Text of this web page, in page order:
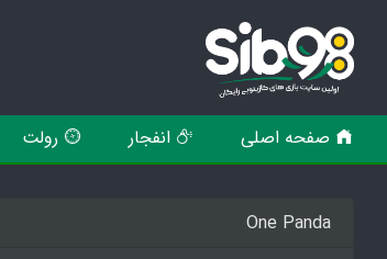
صفحه اصلی انفجار رولت
One Panda